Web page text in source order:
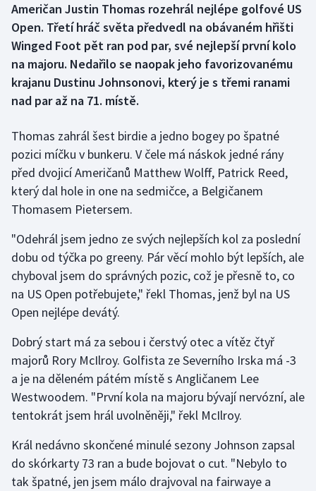
Box
Curling
Dostihy
Golf
Gymnastika
Házená
Jezdectví
Judo
Krasobruslení
Lezení
Moderní pětiboj
Američan Justin Thomas rozehrál nejlépe golfové US
Open. Třetí hráč světa předvedl na obávaném hřišti
Winged Foot pět ran pod par, své nejlepší první kolo
na majoru. Nedařilo se naopak jeho favorizovanému
krajanu Dustinu Johnsonovi, který je s třemi ranami
nad par až na 71. místě.
Thomas zahrál šest birdie a jedno bogey po špatné
pozici míčku v bunkeru. V čele má náskok jedné rány
před dvojicí Američanů Matthew Wolff, Patrick Reed,
který dal hole in one na sedmičce, a Belgičanem
Thomasem Pietersem.
"Odehrál jsem jedno ze svých nejlepších kol za poslední
dobu od týčka po greeny. Pár věcí mohlo být lepších, ale
chyboval jsem do správných pozic, což je přesně to, co
na US Open potřebujete," řekl Thomas, jenž byl na US
Open nejlépe devátý.
Dobrý start má za sebou i čerstvý otec a vítěz čtyř
majorů Rory McIlroy. Golfista ze Severního Irska má -3
a je na děleném pátém místě s Angličanem Lee
Westwoodem. "První kola na majoru bývají nervózní, ale
tentokrát jsem hrál uvolněněji," řekl McIlroy.
Král nedávno skončené minulé sezony Johnson zapsal
do skórkarty 73 ran a bude bojovat o cut. "Nebylo to
tak špatné, jen jsem málo drajvoval na fairwaye a